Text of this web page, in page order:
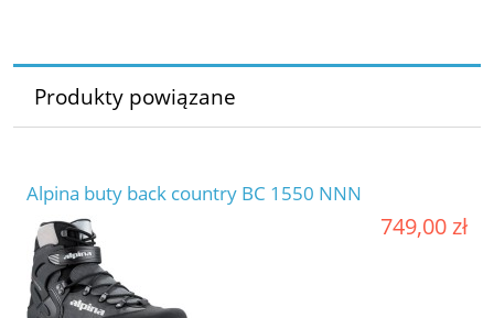
Produkty powiązane
Alpina buty back country BC 1550 NNN
749,00 zł